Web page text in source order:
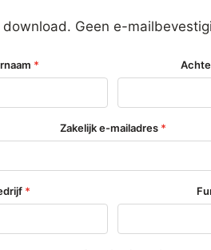
download. Geen e-
*
Zakelijk e-mailadres *
*